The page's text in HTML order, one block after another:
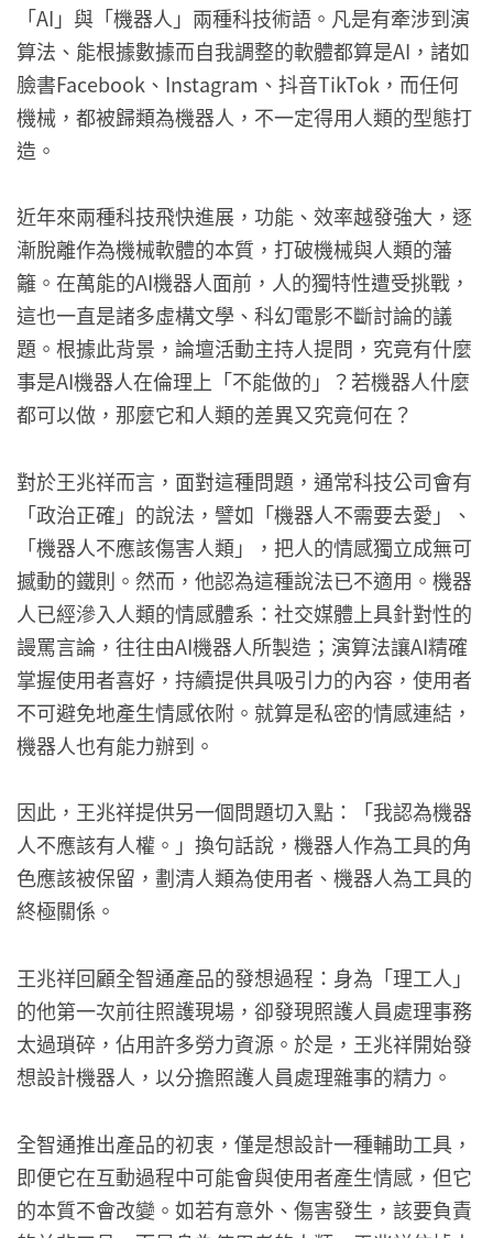
「AI」與「機器人」兩種科技術語。凡是有牽涉到演
算法、能根據數據而自我調整的軟體都算是AI，諸如
臉書Facebook、Instagram、抖音TikTok，而任何
機械，都被歸類為機器人，不一定得用人類的型態打
造。
近年來兩種科技飛快進展，功能、效率越發強大，逐
漸脫離作為機械軟體的本質，打破機械與人類的藩
籬。在萬能的AI機器人面前，人的獨特性遭受挑戰，
這也一直是諸多虛構文學、科幻電影不斷討論的議
題。根據此背景，論壇活動主持人提問，究竟有什麼
事是AI機器人在倫理上「不能做的」？若機器人什麼
都可以做，那麼它和人類的差異又究竟何在？
對於王兆祥而言，面對這種問題，通常科技公司會有
「政治正確」的說法，譬如「機器人不需要去愛」、
「機器人不應該傷害人類」，把人的情感獨立成無可
撼動的鐵則。然而，他認為這種說法已不適用。機器
人已經滲入人類的情感體系：社交媒體上具針對性的
謾罵言論，往往由AI機器人所製造；演算法讓AI精確
掌握使用者喜好，持續提供具吸引力的內容，使用者
不可避免地產生情感依附。就算是私密的情感連結，
機器人也有能力辦到。
因此，王兆祥提供另一個問題切入點：「我認為機器
人不應該有人權。」換句話說，機器人作為工具的角
色應該被保留，劃清人類為使用者、機器人為工具的
終極關係。
王兆祥回顧全智通產品的發想過程：身為「理工人」
的他第一次前往照護現場，卻發現照護人員處理事務
太過瑣碎，佔用許多勞力資源。於是，王兆祥開始發
想設計機器人，以分擔照護人員處理雜事的精力。
全智通推出產品的初衷，僅是想設計一種輔助工具，
即便它在互動過程中可能會與使用者產生情感，但它
的本質不會改變。如若有意外、傷害發生，該要負責